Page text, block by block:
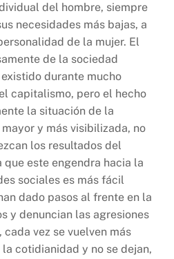
del hombre, siempre
necesidades más bajas, a
de la mujer. El
de la sociedad
durante mucho
capitalismo, pero el hecho
la situación de la
y más visibilizada, no
los resultados del
este engendra hacia la
sociales es más fácil
dado pasos al frente en la
y denuncian las agresiones
vez se vuelven más
cotidianidad y no se dejan,